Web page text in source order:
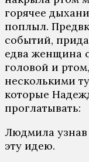
горячее
поплыл.
событий,
едва женщина
головой и
несколькими
которые
проглатывать:
Людмила
эту идею.